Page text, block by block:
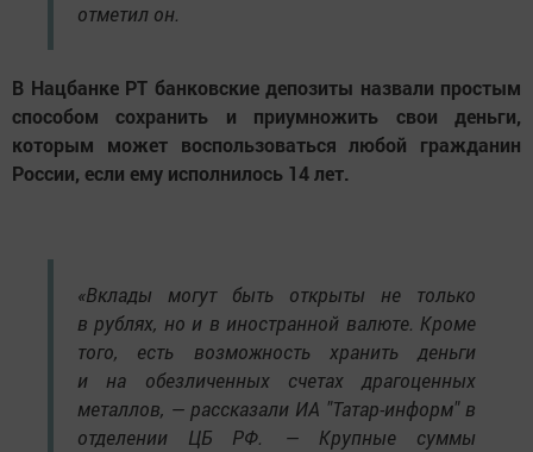
отметил он.
В Нацбанке РТ банковские депозиты назвали простым
способом сохранить и приумножить свои деньги,
которым может воспользоваться любой гражданин
России, если ему исполнилось 14 лет.
«Вклады могут быть открыты не только
в рублях, но и в иностранной валюте. Кроме
того, есть возможность хранить деньги
и на обезличенных счетах драгоценных
металлов, — рассказали ИА "Татар-информ" в
отделении ЦБ РФ. — Крупные суммы